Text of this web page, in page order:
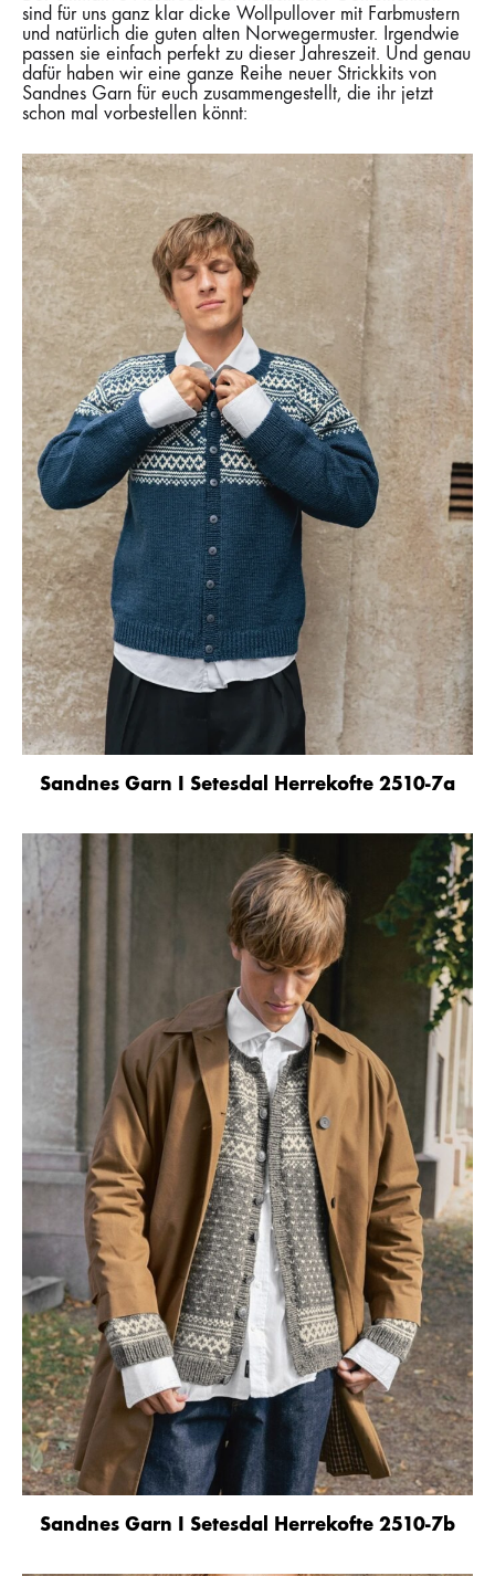
sind für uns ganz klar dicke Wollpullover mit Farbmustern
und natürlich die guten alten Norwegermuster. Irgendwie
passen sie einfach perfekt zu dieser Jahreszeit. Und genau
dafür haben wir eine ganze Reihe neuer Strickkits von
Sandnes Garn für euch zusammengestellt, die ihr jetzt
schon mal vorbestellen könnt:
Sandnes Garn I Setesdal Herrekofte 2510-7a
Sandnes Garn I Setesdal Herrekofte 2510-7b